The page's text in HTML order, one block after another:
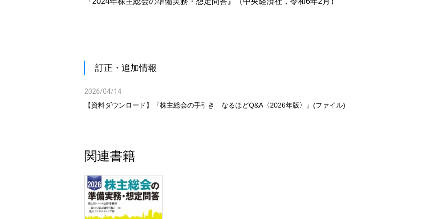
Q5‒16 EDINET特例の利用
Q5‒17 書面交付請求制度
Q5‒20 異議申述手続
Q5‒21 株主総会当日の留意事項
Q6 計算関係書類
Q7 計算関係書類等の監査
Q8 監査役会の監査報告書
訂正・追加情報
2026/04/14
【資料ダウンロード】『株主総会の手引き なるほどQ&A〈2026年版〉』(ファイル)
関連書籍